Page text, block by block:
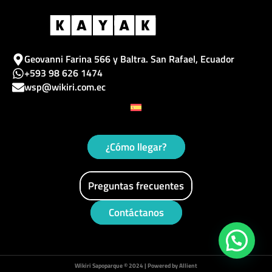
b
o
o
k
a
g
r
a
u
b
e
a
d
v
i
o
l
e
Geovanni Farina 566 y Baltra. San Rafael, Ecuador
+593 98 626 1474
wsp@wikiri.com.ec
¿Cómo llegar?
Preguntas frecuentes
Contáctanos
Wikiri Sapoparque © 2024 | Powered by Allient